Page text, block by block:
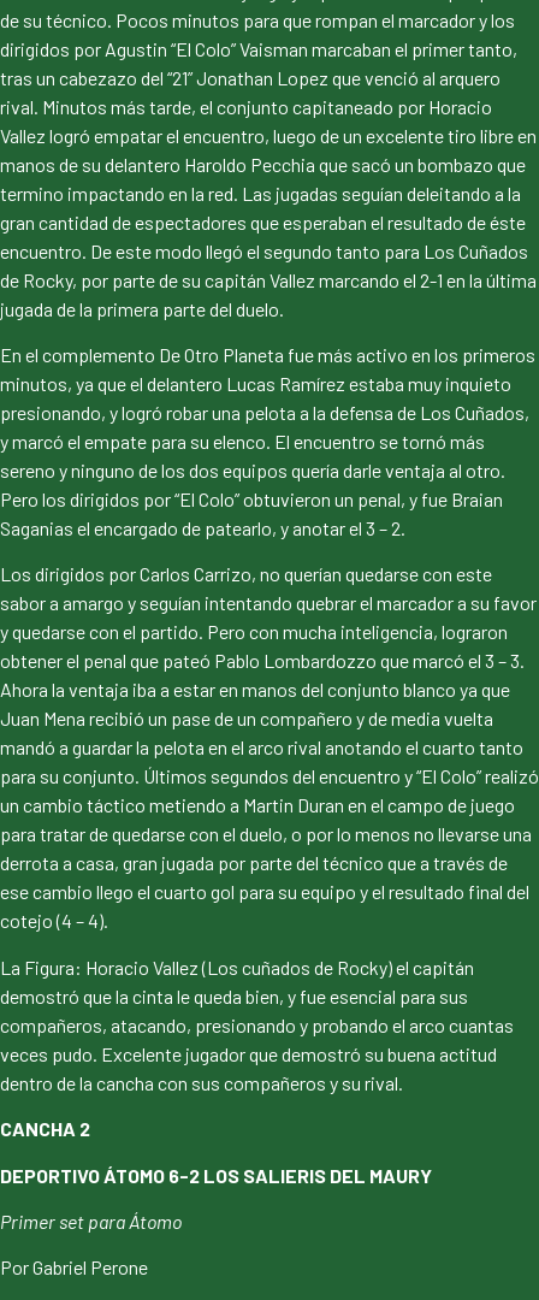
de su técnico. Pocos minutos para que rompan el marcador y los
dirigidos por Agustin “El Colo” Vaisman marcaban el primer tanto,
tras un cabezazo del “21” Jonathan Lopez que venció al arquero
rival. Minutos más tarde, el conjunto capitaneado por Horacio
Vallez logró empatar el encuentro, luego de un excelente tiro libre en
manos de su delantero Haroldo Pecchia que sacó un bombazo que
termino impactando en la red. Las jugadas seguían deleitando a la
gran cantidad de espectadores que esperaban el resultado de éste
encuentro. De este modo llegó el segundo tanto para Los Cuñados
de Rocky, por parte de su capitán Vallez marcando el 2-1 en la última
jugada de la primera parte del duelo.
En el complemento De Otro Planeta fue más activo en los primeros
minutos, ya que el delantero Lucas Ramírez estaba muy inquieto
presionando, y logró robar una pelota a la defensa de Los Cuñados,
y marcó el empate para su elenco. El encuentro se tornó más
sereno y ninguno de los dos equipos quería darle ventaja al otro.
Pero los dirigidos por “El Colo” obtuvieron un penal, y fue Braian
Saganias el encargado de patearlo, y anotar el 3 – 2.
Los dirigidos por Carlos Carrizo, no querían quedarse con este
sabor a amargo y seguían intentando quebrar el marcador a su favor
y quedarse con el partido. Pero con mucha inteligencia, lograron
obtener el penal que pateó Pablo Lombardozzo que marcó el 3 – 3.
Ahora la ventaja iba a estar en manos del conjunto blanco ya que
Juan Mena recibió un pase de un compañero y de media vuelta
mandó a guardar la pelota en el arco rival anotando el cuarto tanto
para su conjunto. Últimos segundos del encuentro y “El Colo” realizó
un cambio táctico metiendo a Martin Duran en el campo de juego
para tratar de quedarse con el duelo, o por lo menos no llevarse una
derrota a casa, gran jugada por parte del técnico que a través de
ese cambio llego el cuarto gol para su equipo y el resultado final del
cotejo (4 – 4).
La Figura: Horacio Vallez (Los cuñados de Rocky) el capitán
demostró que la cinta le queda bien, y fue esencial para sus
compañeros, atacando, presionando y probando el arco cuantas
veces pudo. Excelente jugador que demostró su buena actitud
dentro de la cancha con sus compañeros y su rival.
CANCHA 2
DEPORTIVO ÁTOMO 6-2 LOS SALIERIS DEL MAURY
Primer set para Átomo
Por Gabriel Perone